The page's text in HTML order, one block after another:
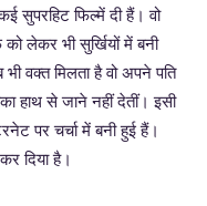
सुपरहिट फिल्में दी हैं। वो
लेकर भी सुर्खियों में बनी
वक्त मिलता है वो अपने पति
हाथ से जाने नहीं देतीं। इसी
पर चर्चा में बनी हुई हैं।
दिया है।